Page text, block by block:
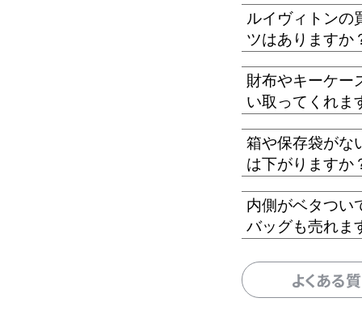
ルイヴィトンの
ツはありますか
財布やキーケー
い取ってくれま
箱や保存袋がな
は下がりますか
内側がベタつい
バッグも売れま
よくある